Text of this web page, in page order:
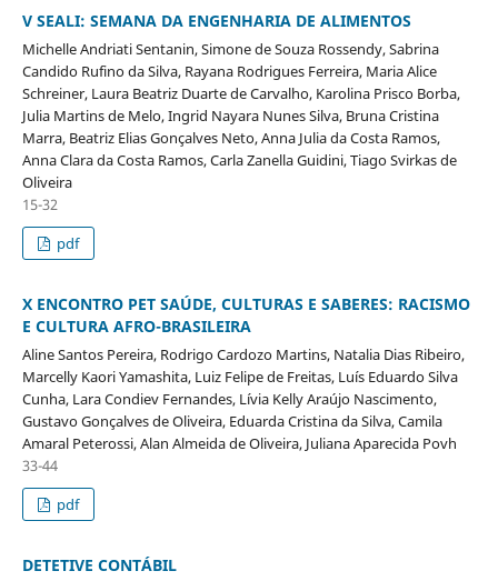
V SEALI: SEMANA DA ENGENHARIA DE ALIMENTOS
Michelle Andriati Sentanin, Simone de Souza Rossendy, Sabrina
Candido Rufino da Silva, Rayana Rodrigues Ferreira, Maria Alice
Schreiner, Laura Beatriz Duarte de Carvalho, Karolina Prisco Borba,
Julia Martins de Melo, Ingrid Nayara Nunes Silva, Bruna Cristina
Marra, Beatriz Elias Gonçalves Neto, Anna Julia da Costa Ramos,
Anna Clara da Costa Ramos, Carla Zanella Guidini, Tiago Svirkas de
Oliveira
15-32
pdf
X ENCONTRO PET SAÚDE, CULTURAS E SABERES: RACISMO
E CULTURA AFRO-BRASILEIRA
Aline Santos Pereira, Rodrigo Cardozo Martins, Natalia Dias Ribeiro,
Marcelly Kaori Yamashita, Luiz Felipe de Freitas, Luís Eduardo Silva
Cunha, Lara Condiev Fernandes, Lívia Kelly Araújo Nascimento,
Gustavo Gonçalves de Oliveira, Eduarda Cristina da Silva, Camila
Amaral Peterossi, Alan Almeida de Oliveira, Juliana Aparecida Povh
33-44
pdf
DETETIVE CONTÁBIL